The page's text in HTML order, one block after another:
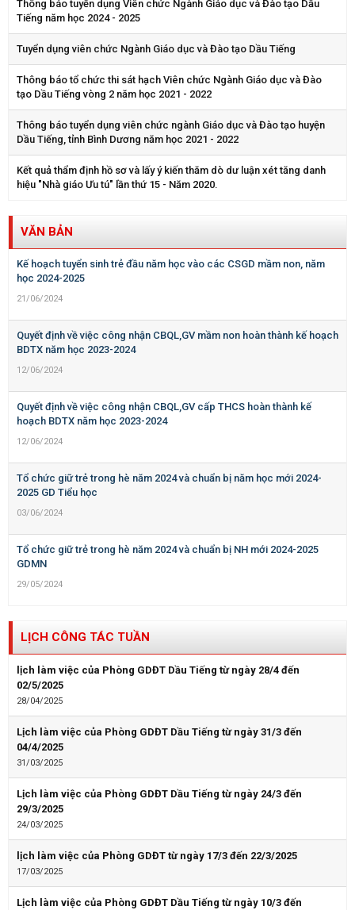
Thông báo tuyển dụng Viên chức Ngành Giáo dục và Đào tạo Dầu
Tiếng năm học 2024 - 2025
Tuyển dụng viên chức Ngành Giáo dục và Đào tạo Dầu Tiếng
Thông báo tổ chức thi sát hạch Viên chức Ngành Giáo dục và Đào
tạo Dầu Tiếng vòng 2 năm học 2021 - 2022
Thông báo tuyển dụng viên chức ngành Giáo dục và Đào tạo huyện
Dầu Tiếng, tỉnh Bình Dương năm học 2021 - 2022
Kết quả thẩm định hồ sơ và lấy ý kiến thăm dò dư luận xét tăng danh
hiệu "Nhà giáo Ưu tú" lần thứ 15 - Năm 2020.
VĂN BẢN
Kế hoạch tuyển sinh trẻ đầu năm học vào các CSGD mầm non, năm
học 2024-2025
21/06/2024
Quyết định về việc công nhận CBQL,GV mầm non hoàn thành kế hoạch
BDTX năm học 2023-2024
12/06/2024
Quyết định về việc công nhận CBQL,GV cấp THCS hoàn thành kế
hoạch BDTX năm học 2023-2024
12/06/2024
Tổ chức giữ trẻ trong hè năm 2024 và chuẩn bị năm học mới 2024-
2025 GD Tiểu học
03/06/2024
Tổ chức giữ trẻ trong hè năm 2024 và chuẩn bị NH mới 2024-2025
GDMN
29/05/2024
LỊCH CÔNG TÁC TUẦN
lịch làm việc của Phòng GDĐT Dầu Tiếng từ ngày 28/4 đến
02/5/2025
28/04/2025
Lịch làm việc của Phòng GDĐT Dầu Tiếng từ ngày 31/3 đến
04/4/2025
31/03/2025
Lịch làm việc của Phòng GDĐT Dầu Tiếng từ ngày 24/3 đến
29/3/2025
24/03/2025
lịch làm việc của Phòng GDĐT từ ngày 17/3 đến 22/3/2025
17/03/2025
Lịch làm việc của Phòng GDĐT Dầu Tiếng từ ngày 10/3 đến